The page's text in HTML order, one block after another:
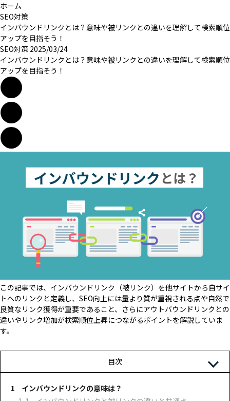
ホーム
SEO対策
インバウンドリンクとは？意味や被リンクとの違いを理解して検索順位
アップを目指そう！
SEO対策 2025/03/24
インバウンドリンクとは？意味や被リンクとの違いを理解して検索順位
アップを目指そう！
この記事では、インバウンドリンク（被リンク）を他サイトから自サイ
トへのリンクと定義し、SEO向上には量より質が重視される点や自然で
良質なリンク獲得が重要であること、さらにアウトバウンドリンクとの
違いやリンク増加が検索順位上昇につながるポイントを解説していま
す。
目次
インバウンドリンクの意味は？